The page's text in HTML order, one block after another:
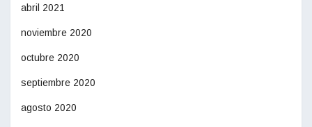
abril 2021
noviembre 2020
octubre 2020
septiembre 2020
agosto 2020